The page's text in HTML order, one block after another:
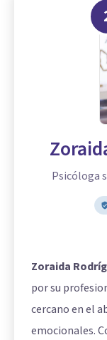
Psicóloga
Zoraida
por su
cercano en el
emocionales.